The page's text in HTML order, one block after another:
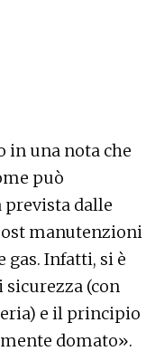
in una nota che
può
prevista dalle
manutenzioni
Infatti, si è
(con
e il principio
domato».